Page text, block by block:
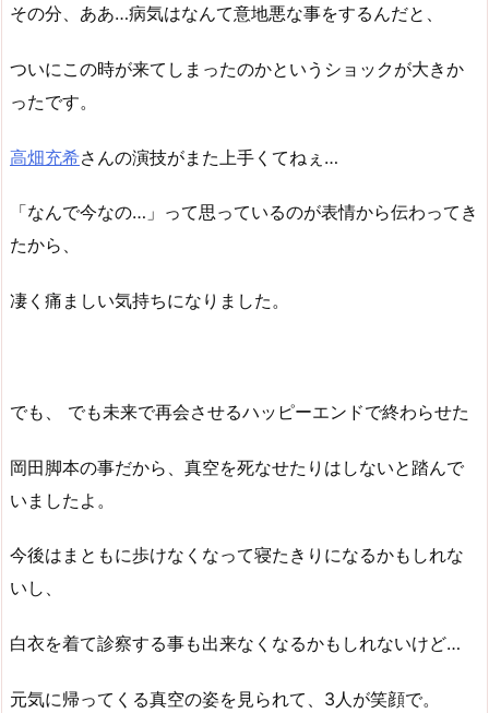
その分、ああ…病気はなんて意地悪な事をするんだと、
ついにこの時が来てしまったのかというショックが大きか
ったです。
高畑充希さんの演技がまた上手くてねぇ…
「なんで今なの…」って思っているのが表情から伝わってき
たから、
凄く痛ましい気持ちになりました。
でも、 でも未来で再会させるハッピーエンドで終わらせた
岡田脚本の事だから、真空を死なせたりはしないと踏んで
いましたよ。
今後はまともに歩けなくなって寝たきりになるかもしれな
いし、
白衣を着て診察する事も出来なくなるかもしれないけど…
元気に帰ってくる真空の姿を見られて、3人が笑顔で。